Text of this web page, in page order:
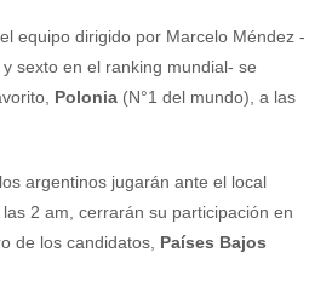
equipo dirigido por Marcelo Méndez -
sexto en el ranking mundial- se
Polonia (N°1 del mundo), a las
argentinos jugarán ante el local
2 am, cerrarán su participación en
de los candidatos, Países Bajos